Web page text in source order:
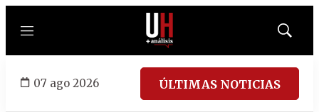
Menú
Mostrar
07 ago 2026 ÚLTIMAS NOTICIAS